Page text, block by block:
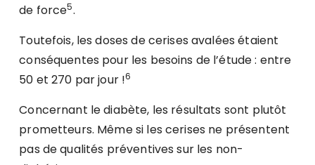
de force5.
Toutefois, les doses de cerises avalées étaient
conséquentes pour les besoins de l’étude : entre
50 et 270 par jour !6
Concernant le diabète, les résultats sont plutôt
prometteurs. Même si les cerises ne présentent
pas de qualités préventives sur les non-